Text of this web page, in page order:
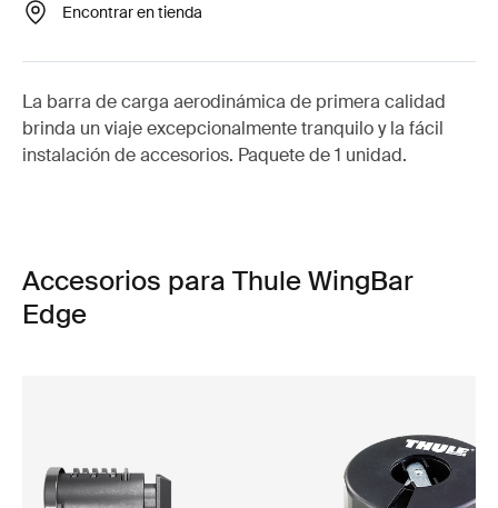
Encontrar en tienda
La barra de carga aerodinámica de primera calidad
brinda un viaje excepcionalmente tranquilo y la fácil
instalación de accesorios. Paquete de 1 unidad.
Accesorios para Thule WingBar
Edge